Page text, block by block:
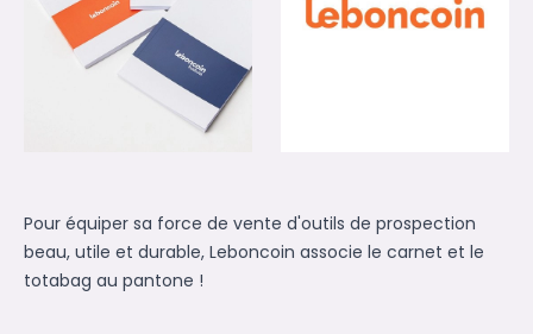
Pour équiper sa force de vente d'outils de prospection
beau, utile et durable, Leboncoin associe le carnet et le
totabag au pantone !